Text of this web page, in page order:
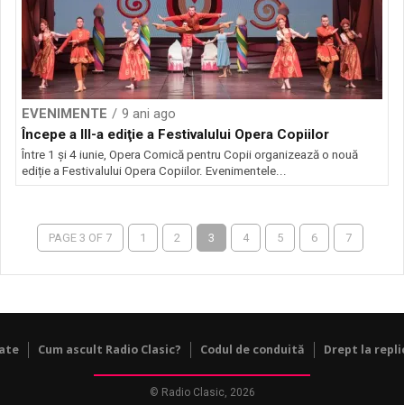
EVENIMENTE
9 ani ago
Începe a III-a ediţie a Festivalului Opera Copiilor
Între 1 și 4 iunie, Opera Comică pentru Copii organizează o nouă
ediție a Festivalului Opera Copiilor. Evenimentele...
PAGE 3 OF 7 1 2 3 4 5 6 7
Cum ascult Radio Clasic? Codul de conduită Drept la
© Radio Clasic, 2026